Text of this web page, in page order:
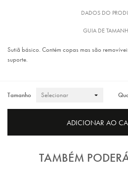
DADOS DO
GUIA DE
Sutiã básico. Contém copas mas são
suporte.
Tamanho
ADICIONAR AO
TAMBÉM